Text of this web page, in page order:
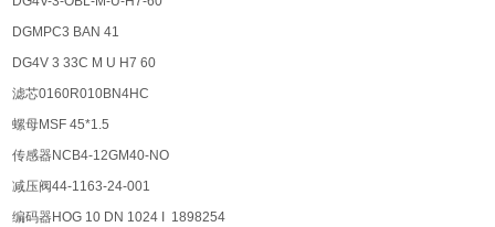
DGMPC3 BAN 41
DG4V 3 33C M U H7 60
滤芯0160R010BN4HC
螺母MSF 45*1.5
传感器NCB4-12GM40-NO
减压阀44-1163-24-001
编码器HOG 10 DN 1024 I 1898254